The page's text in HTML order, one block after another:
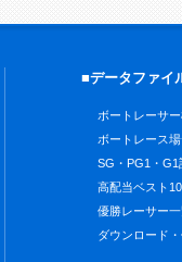
■データファイ
ボートレーサ
ボートレース
SG・PG1・G1
高配当ベスト10
優勝レーサー
ダウンロード